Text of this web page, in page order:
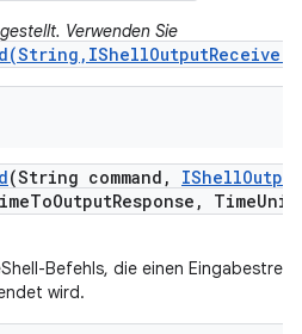
Verwenden Sie
(String command , IShellOutput
ToOutputResponse , TimeUnit
Befehls, die einen
wird.